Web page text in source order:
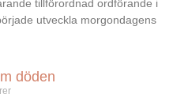
tillförordnad ordförande i
utveckla morgondagens
döden